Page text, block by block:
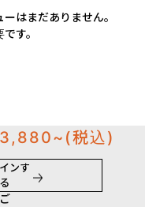
はまだありません。
す。
(税込)
ンす
る
ご